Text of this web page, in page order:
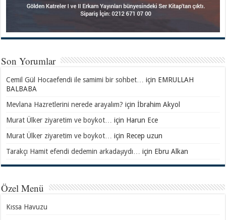
Son Yorumlar
Cemil Gül Hocaefendi ile samimi bir sohbet… için EMRULLAH
BALBABA
Mevlana Hazretlerini nerede arayalım? içinİbrahim Akyol
Murat Ülker ziyaretim ve boykot…
için Harun Ece
Murat Ülker ziyaretim ve boykot…
için Recep uzun
Tarakçı Hamit efendi dedemin arkadaşıydı…
için Ebru Alkan
Özel Menü
Kıssa Havuzu